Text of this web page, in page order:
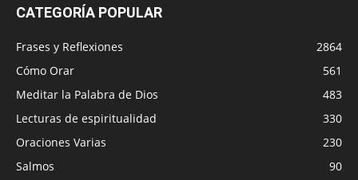
CATEGORÍA POPULAR
Frases y Reflexiones
2864
Cómo Orar
561
Meditar la Palabra de Dios
483
Lecturas de espiritualidad
330
Oraciones Varias
230
Salmos
90